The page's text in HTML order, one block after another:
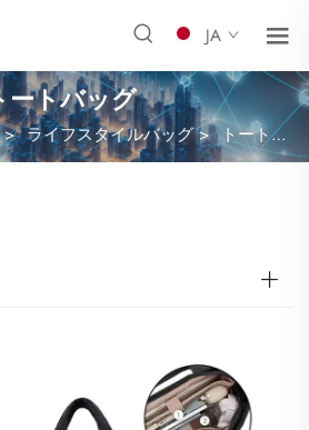
JA
ートバッグ
>ライフスタイルバッグ> トートバッグ